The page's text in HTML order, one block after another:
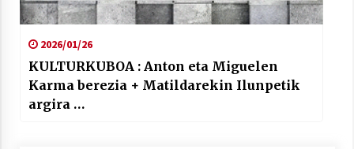
2026/01/26
KULTURKUBOA : Anton eta Miguelen
Karma berezia + Matildarekin Ilunpetik
argira …